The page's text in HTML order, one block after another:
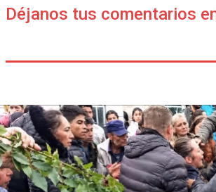
Déjanos tus comentarios